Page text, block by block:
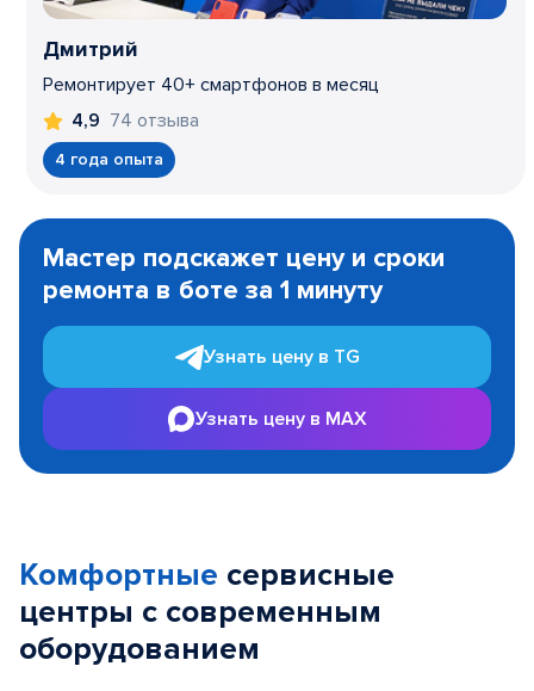
Дмитрий
Ремонтирует 40+ смартфонов в месяц
4,9 74 отзыва
4 года опыта
1
Мастер подскажет цену и сроки
ремонта в боте за 1 минуту
Узнать цену в TG
Узнать цену в MAX
Комфортные сервисные
центры с современным
оборудованием